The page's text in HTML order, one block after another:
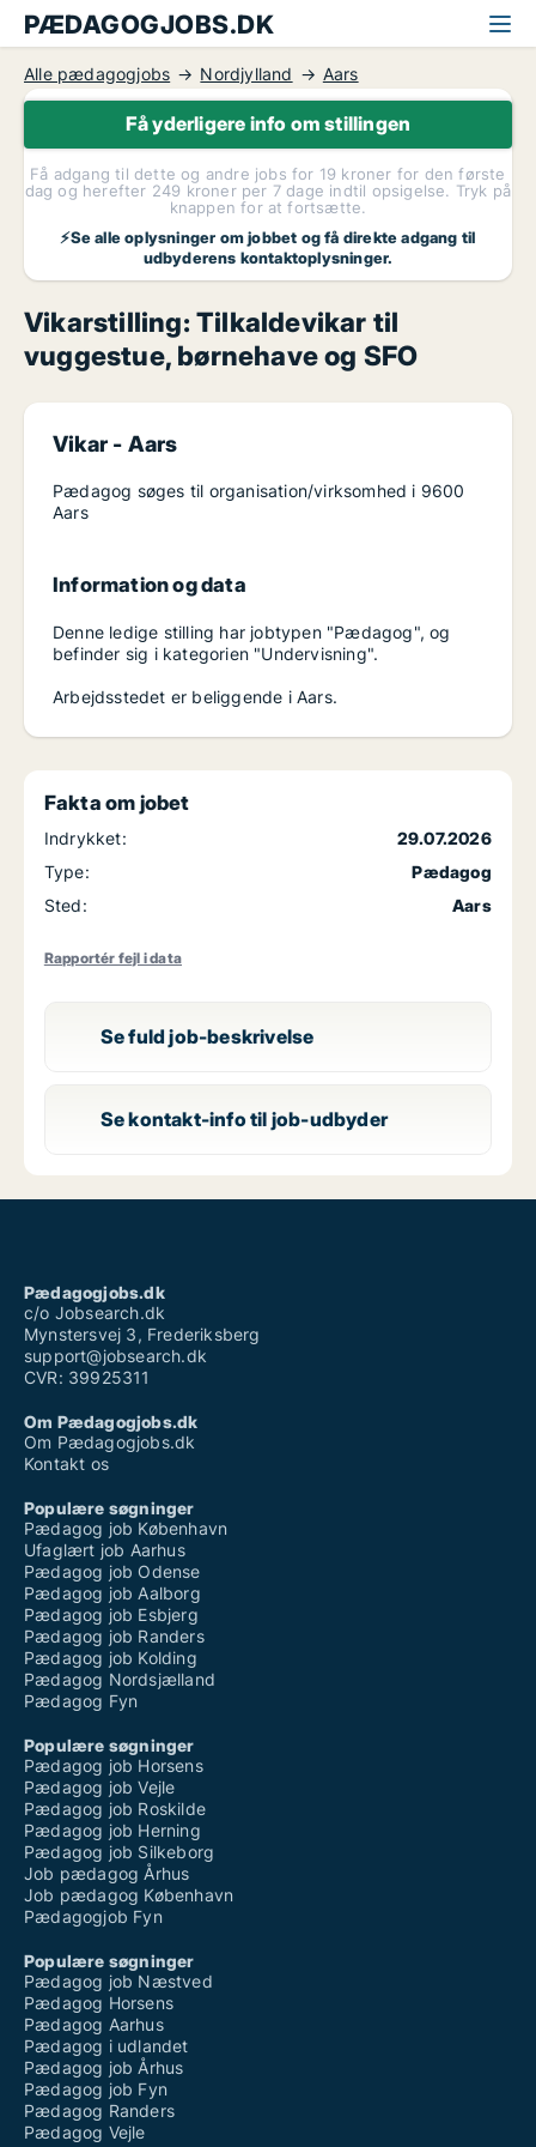
PÆDAGOGJOBS.DK
Alle pædagogjobs Nordjylland Aars
Få yderligere info om stillingen
Få adgang til dette og andre jobs for 19 kroner for den første
dag og herefter 249 kroner per 7 dage indtil opsigelse. Tryk på
knappen for at fortsætte.
⚡Se alle oplysninger om jobbet og få direkte adgang til
udbyderens kontaktoplysninger.
Vikarstilling: Tilkaldevikar til
vuggestue, børnehave og SFO
Vikar - Aars
Pædagog søges til organisation/virksomhed i 9600
Aars
Information og data
Denne ledige stilling har jobtypen "Pædagog", og
befinder sig i kategorien "Undervisning".
Arbejdsstedet er beliggende i Aars.
Fakta om jobet
Indrykket:
29.07.2026
Type:
Pædagog
Sted:
Aars
Rapportér fejl i data
Se fuld job-beskrivelse
Se kontakt-info til job-udbyder
Pædagogjobs.dk
c/o Jobsearch.dk
Mynstersvej 3, Frederiksberg
support@jobsearch.dk
CVR: 39925311
Om Pædagogjobs.dk
Om Pædagogjobs.dk
Kontakt os
Populære søgninger
Pædagog job København
Ufaglært job Aarhus
Pædagog job Odense
Pædagog job Aalborg
Pædagog job Esbjerg
Pædagog job Randers
Pædagog job Kolding
Pædagog Nordsjælland
Pædagog Fyn
Populære søgninger
Pædagog job Horsens
Pædagog job Vejle
Pædagog job Roskilde
Pædagog job Herning
Pædagog job Silkeborg
Job pædagog Århus
Job pædagog København
Pædagogjob Fyn
Populære søgninger
Pædagog job Næstved
Pædagog Horsens
Pædagog Aarhus
Pædagog i udlandet
Pædagog job Århus
Pædagog job Fyn
Pædagog Randers
Pædagog Vejle